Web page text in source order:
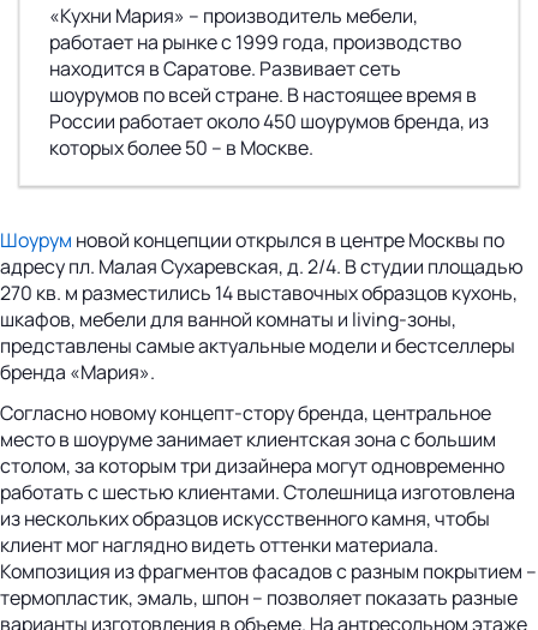
«Кухни Мария» – производитель мебели,
работает на рынке с 1999 года, производство
находится в Саратове. Развивает сеть
шоурумов по всей стране. В настоящее время в
России работает около 450 шоурумов бренда, из
которых более 50 – в Москве.
Шоурум новой концепции открылся в центре Москвы по
адресу пл. Малая Сухаревская, д. 2/4. В студии площадью
270 кв. м разместились 14 выставочных образцов кухонь,
шкафов, мебели для ванной комнаты и living-зоны,
представлены самые актуальные модели и бестселлеры
бренда «Мария».
Согласно новому концепт-стору бренда, центральное
место в шоуруме занимает клиентская зона с большим
столом, за которым три дизайнера могут одновременно
работать с шестью клиентами. Столешница изготовлена
из нескольких образцов искусственного камня, чтобы
клиент мог наглядно видеть оттенки материала.
Композиция из фрагментов фасадов с разным покрытием –
термопластик, эмаль, шпон – позволяет показать разные
варианты изготовления в объеме. На антресольном этаже